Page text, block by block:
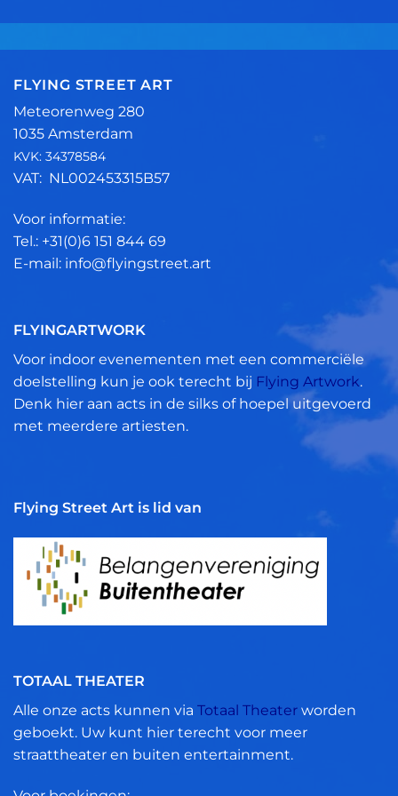
FLYING STREET ART
Meteorenweg 280
1035 Amsterdam
KVK: 34378584
VAT: NL002453315B57
Voor informatie:
Tel.: +31(0)6 151 844 69
E-mail: info@flyingstreet.art
FLYINGARTWORK
Voor indoor evenementen met een commerciële
doelstelling kun je ook terecht bij Flying Artwork.
Denk hier aan acts in de silks of hoepel uitgevoerd
met meerdere artiesten.
Flying Street Art is lid van
TOTAAL THEATER
Alle onze acts kunnen via Totaal Theater worden
geboekt. Uw kunt hier terecht voor meer
straattheater en buiten entertainment.